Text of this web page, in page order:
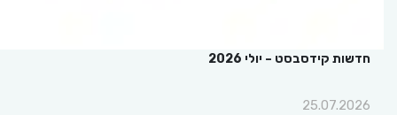
חדשות קידסבסט – יולי 2026
25.07.2026